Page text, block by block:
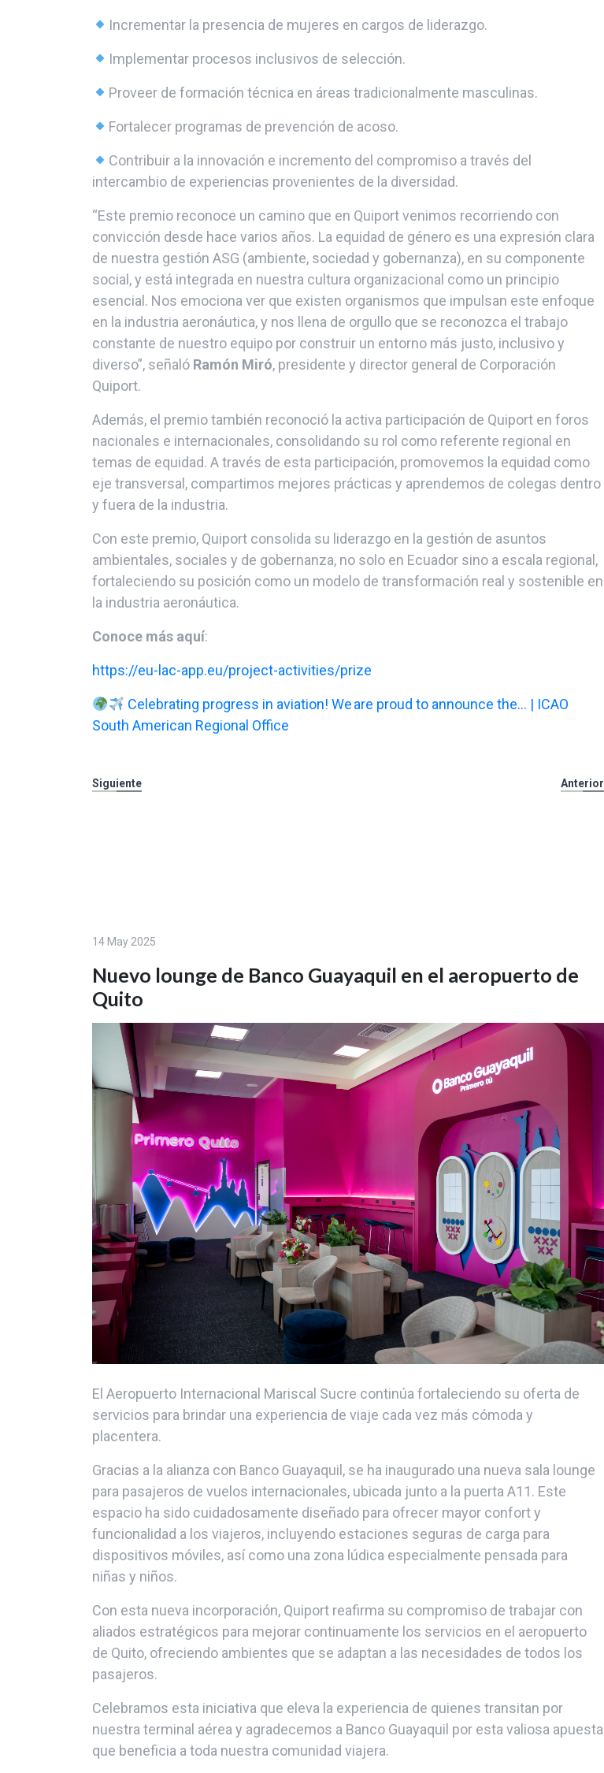
Incrementar la presencia de mujeres en cargos de liderazgo.
Implementar procesos inclusivos de selección.
Proveer de formación técnica en áreas tradicionalmente masculinas.
Fortalecer programas de prevención de acoso.
Contribuir a la innovación e incremento del compromiso a través del
intercambio de experiencias provenientes de la diversidad.
“Este premio reconoce un camino que en Quiport venimos recorriendo con
convicción desde hace varios años. La equidad de género es una expresión clara
de nuestra gestión ASG (ambiente, sociedad y gobernanza), en su componente
social, y está integrada en nuestra cultura organizacional como un principio
esencial. Nos emociona ver que existen organismos que impulsan este enfoque
en la industria aeronáutica, y nos llena de orgullo que se reconozca el trabajo
constante de nuestro equipo por construir un entorno más justo, inclusivo y
diverso”, señaló Ramón Miró, presidente y director general de Corporación
Quiport.
Además, el premio también reconoció la activa participación de Quiport en foros
nacionales e internacionales, consolidando su rol como referente regional en
temas de equidad. A través de esta participación, promovemos la equidad como
eje transversal, compartimos mejores prácticas y aprendemos de colegas dentro
y fuera de la industria.
Con este premio, Quiport consolida su liderazgo en la gestión de asuntos
ambientales, sociales y de gobernanza, no solo en Ecuador sino a escala regional,
fortaleciendo su posición como un modelo de transformación real y sostenible en
la industria aeronáutica.
Conoce más aquí:
https://eu-lac-app.eu/project-activities/prize
Celebrating progress in aviation! We are proud to announce the… | ICAO
South American Regional Office
Siguiente Anterior
14 May 2025
Nuevo lounge de Banco Guayaquil en el aeropuerto de
Quito
El Aeropuerto Internacional Mariscal Sucre continúa fortaleciendo su oferta de
servicios para brindar una experiencia de viaje cada vez más cómoda y
placentera.
Gracias a la alianza con Banco Guayaquil, se ha inaugurado una nueva sala lounge
para pasajeros de vuelos internacionales, ubicada junto a la puerta A11. Este
espacio ha sido cuidadosamente diseñado para ofrecer mayor confort y
funcionalidad a los viajeros, incluyendo estaciones seguras de carga para
dispositivos móviles, así como una zona lúdica especialmente pensada para
niñas y niños.
Con esta nueva incorporación, Quiport reafirma su compromiso de trabajar con
aliados estratégicos para mejorar continuamente los servicios en el aeropuerto
de Quito, ofreciendo ambientes que se adaptan a las necesidades de todos los
pasajeros.
Celebramos esta iniciativa que eleva la experiencia de quienes transitan por
nuestra terminal aérea y agradecemos a Banco Guayaquil por esta valiosa apuesta
que beneficia a toda nuestra comunidad viajera.